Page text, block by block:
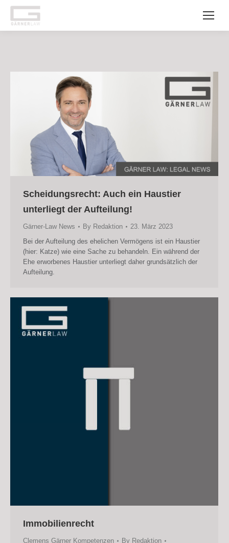
Scheidungsrecht: Auch ein Haustier
unterliegt der Aufteilung!
Gärner-Law News By Redaktion
23. März 2023
Bei der Aufteilung des ehelichen Vermögens ist ein Haustier
(hier: Katze) wie eine Sache zu behandeln. Ein während der
Ehe erworbenes Haustier unterliegt daher grundsätzlich der
Aufteilung.
Immobilienrecht
Clemens Gärner Kompetenzen By Redaktion